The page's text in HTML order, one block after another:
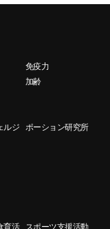
免疫力
加齢
ルジ
ポーション研究所
育活 スポーツ支援活動